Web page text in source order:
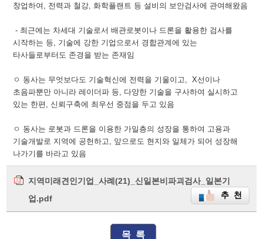
창업하여, 전력과 철강, 화학플랜트 등 설비의 보안검사에 관여해왔음
- 최근에는 차세대 기술로서 배관로봇이나 드론을 활용한 검사를
시작하는 등, 기술에 강한 기업으로서 경합관계에 있는
타사들로부터도 존경을 받는 존재임
ㅇ 동사는 무엇보다도 기술혁신에 전력을 기울이고, X선이나
초음파뿐만 아니라 레이더파 등, 다양한 기술을 구사하여 실시하고
있는 한편, 신뢰구축에 최우선 중점을 두고 있음
ㅇ 동사는 로봇과 드론을 이용한 가일층의 성장을 통하여 고용과
기술개발로 지역에 공헌하고, 앞으로도 현지와 일체가 되어 성장해
나가기를 바라고 있음
지역미래견인기업_사례(21)_신일본비파괴검사_일본기
업.pdf
추 천
목 록